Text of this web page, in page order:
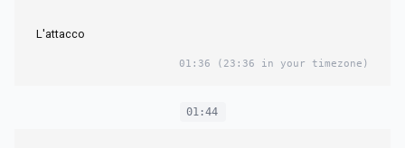
L'attacco
01:36 (23:36 in your timezone)
01:44